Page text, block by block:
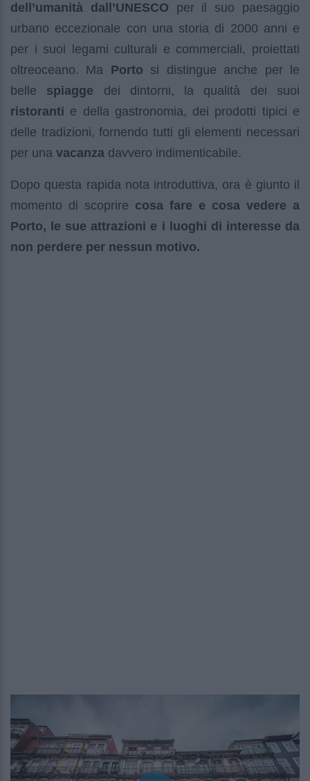
dell’umanità dall’UNESCO per il suo paesaggio
urbano eccezionale con una storia di 2000 anni e
per i suoi legami culturali e commerciali, proiettati
oltreoceano. Ma Porto si distingue anche per le
belle spiagge dei dintorni, la qualità dei suoi
ristoranti e della gastronomia, dei prodotti tipici e
delle tradizioni, fornendo tutti gli elementi necessari
per una vacanza davvero indimenticabile.
Dopo questa rapida nota introduttiva, ora è giunto il
momento di scoprire cosa fare e cosa vedere a
Porto, le sue attrazioni e i luoghi di interesse da
non perdere per nessun motivo.